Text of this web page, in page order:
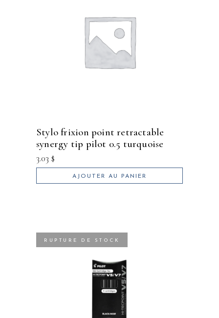
stylo frixion point retractable
synergy tip pilot 0.5 turquoise
3.03 $
AJOUTER AU PANIER
RUPTURE DE STOCK